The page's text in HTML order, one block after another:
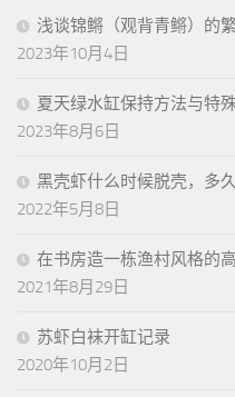
浅谈锦鳉（观背青鳉）的
2023年10月4日
夏天绿水缸保持方法与特
2023年8月6日
黑壳虾什么时候脱壳，多
2022年5月8日
在书房造一栋渔村风格的
2021年8月29日
苏虾白袜开缸记录
2020年10月2日